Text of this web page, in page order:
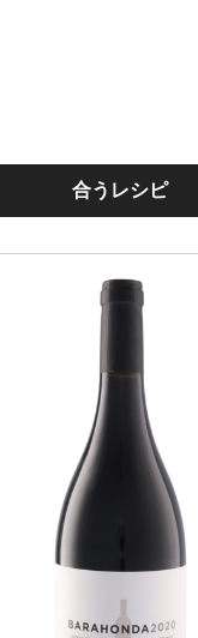
合うレシピ